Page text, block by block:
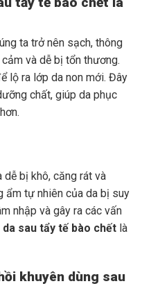
ta trở nên sạch, thông
và dễ bị tổn thương.
lộ ra lớp da non mới. Đây
chất, giúp da phục
bị khô, căng rát và
ẩm tự nhiên của da bị suy
nhập và gây ra các vấn
sau tẩy tế bào chết là
khuyên dùng sau